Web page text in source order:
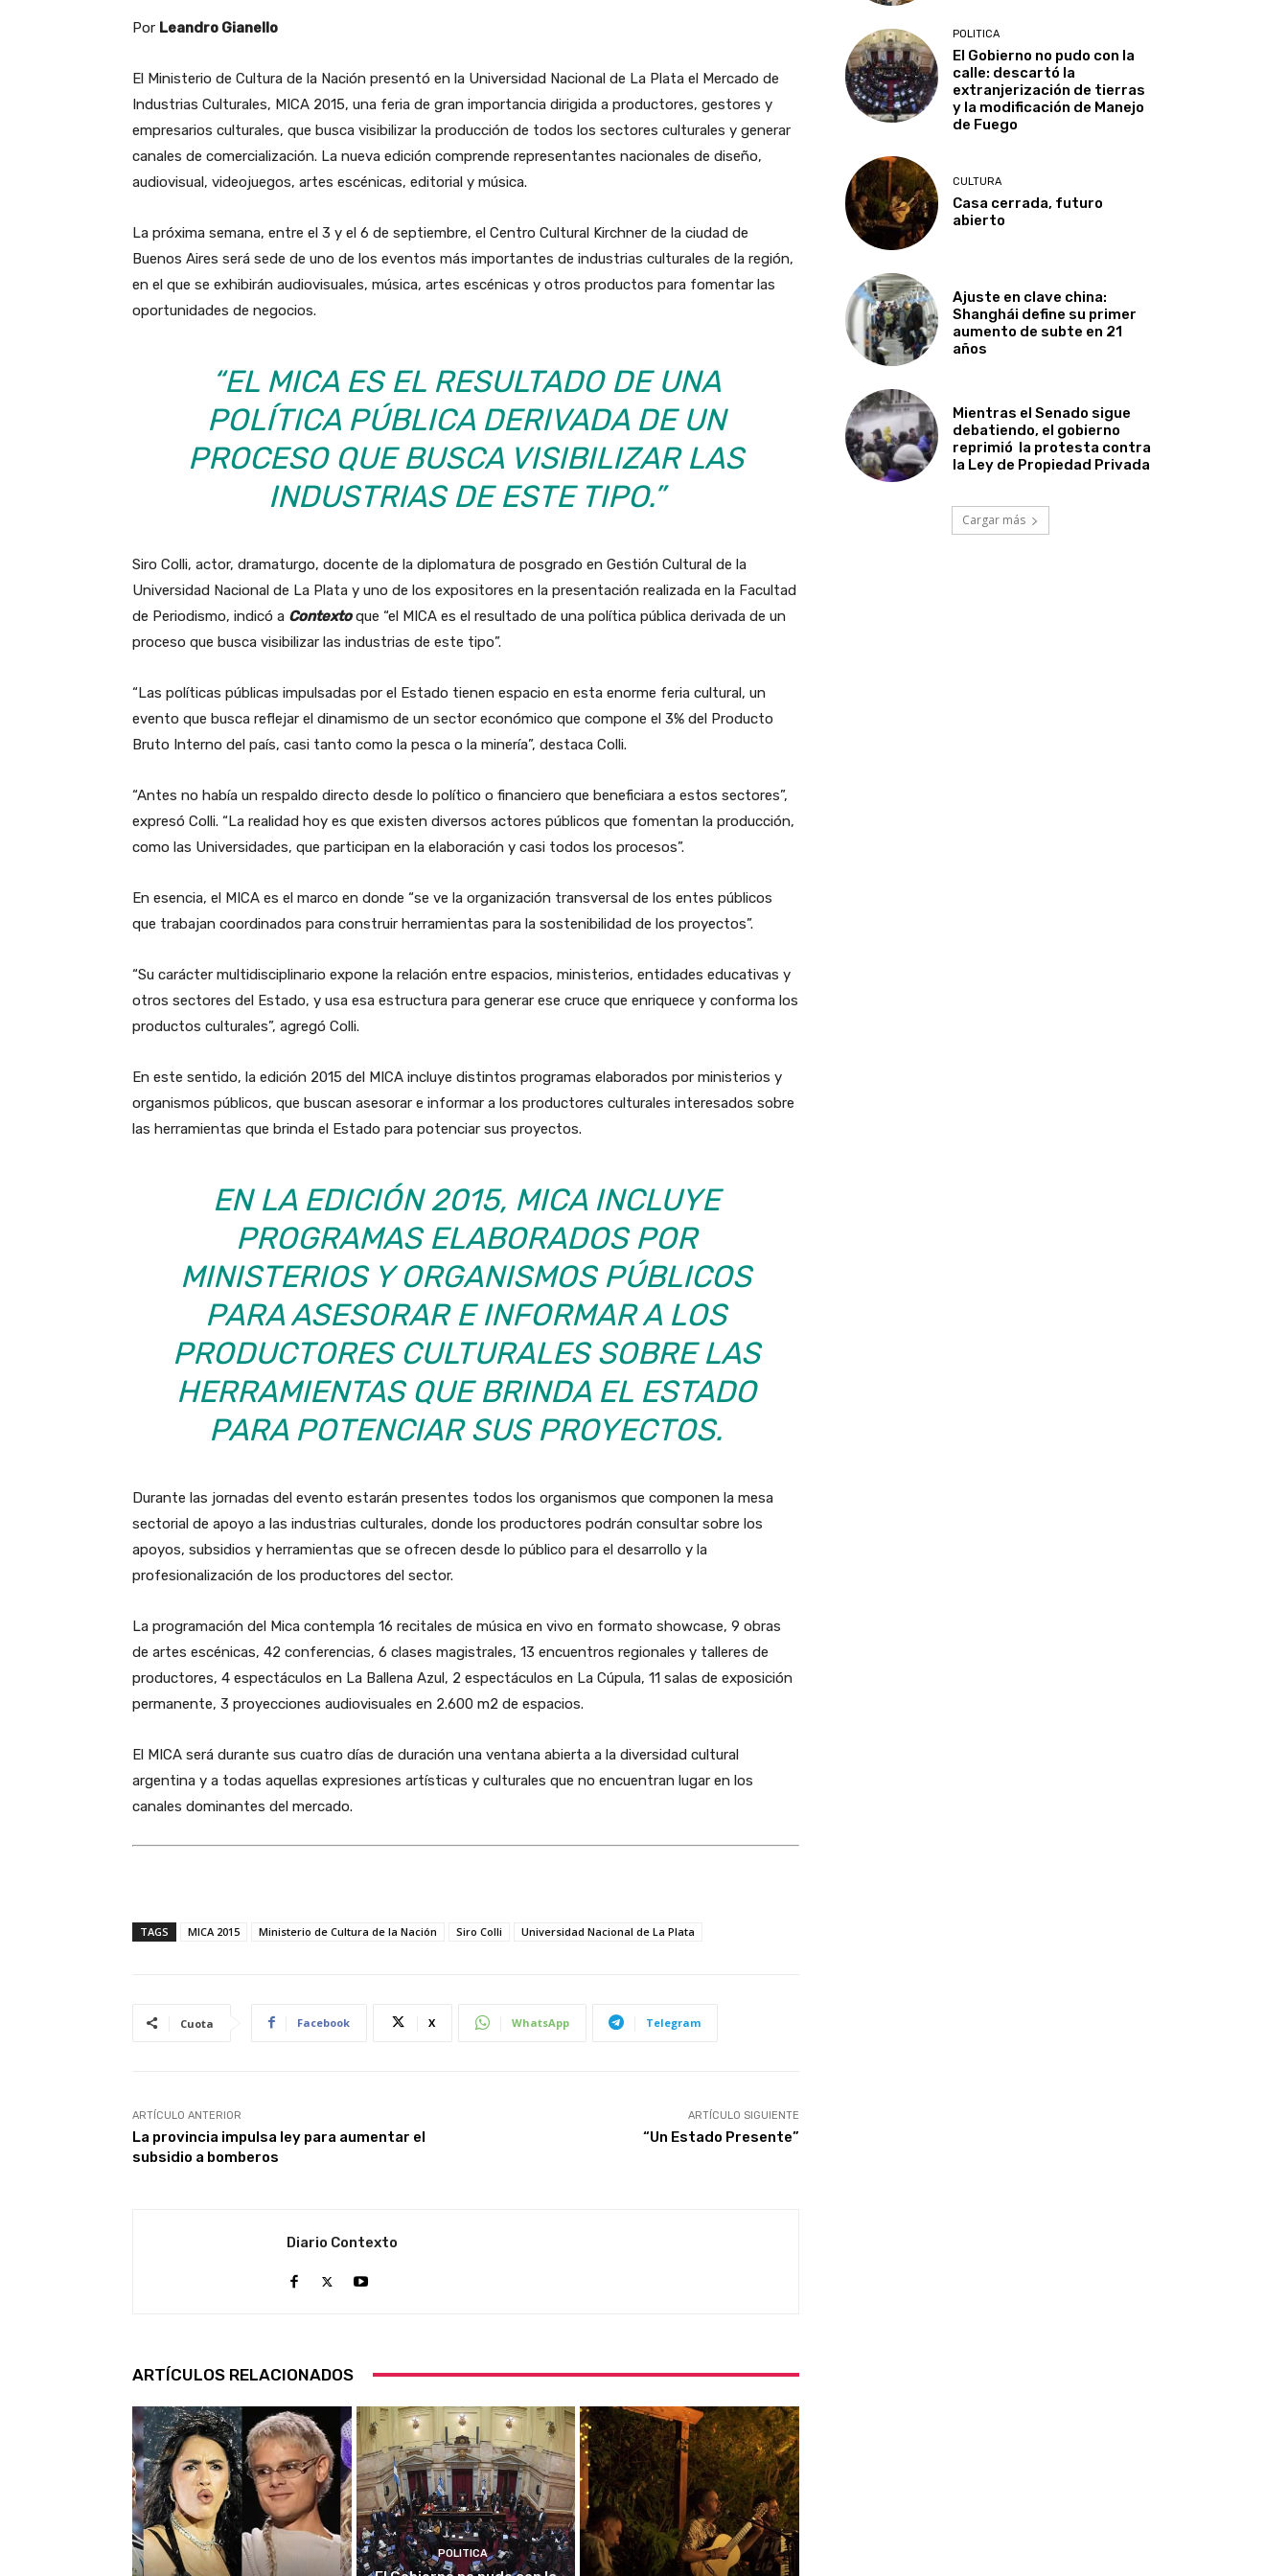
Por Leandro Gianello
El Ministerio de Cultura de la Nación presentó en la Universidad Nacional de La Plata el Mercado de
Industrias Culturales, MICA 2015, una feria de gran importancia dirigida a productores, gestores y
empresarios culturales, que busca visibilizar la producción de todos los sectores culturales y generar
canales de comercialización. La nueva edición comprende representantes nacionales de diseño,
audiovisual, videojuegos, artes escénicas, editorial y música.
La próxima semana, entre el 3 y el 6 de septiembre, el Centro Cultural Kirchner de la ciudad de
Buenos Aires será sede de uno de los eventos más importantes de industrias culturales de la región,
en el que se exhibirán audiovisuales, música, artes escénicas y otros productos para fomentar las
oportunidades de negocios.
“EL MICA ES EL RESULTADO DE UNA
POLÍTICA PÚBLICA DERIVADA DE UN
PROCESO QUE BUSCA VISIBILIZAR LAS
INDUSTRIAS DE ESTE TIPO.”
Siro Colli, actor, dramaturgo, docente de la diplomatura de posgrado en Gestión Cultural de la
Universidad Nacional de La Plata y uno de los expositores en la presentación realizada en la Facultad
de Periodismo, indicó a Contextoque “el MICA es el resultado de una política pública derivada de un
proceso que busca visibilizar las industrias de este tipo”.
“Las políticas públicas impulsadas por el Estado tienen espacio en esta enorme feria cultural, un
evento que busca reflejar el dinamismo de un sector económico que compone el 3% del Producto
Bruto Interno del país, casi tanto como la pesca o la minería”, destaca Colli.
“Antes no había un respaldo directo desde lo político o financiero que beneficiara a estos sectores”,
expresó Colli. “La realidad hoy es que existen diversos actores públicos que fomentan la producción,
como las Universidades, que participan en la elaboración y casi todos los procesos”.
En esencia, el MICA es el marco en donde “se ve la organización transversal de los entes públicos
que trabajan coordinados para construir herramientas para la sostenibilidad de los proyectos”.
“Su carácter multidisciplinario expone la relación entre espacios, ministerios, entidades educativas y
otros sectores del Estado, y usa esa estructura para generar ese cruce que enriquece y conforma los
productos culturales”, agregó Colli.
En este sentido, la edición 2015 del MICA incluye distintos programas elaborados por ministerios y
organismos públicos, que buscan asesorar e informar a los productores culturales interesados sobre
las herramientas que brinda el Estado para potenciar sus proyectos.
EN LA EDICIÓN 2015, MICA INCLUYE
PROGRAMAS ELABORADOS POR
MINISTERIOS Y ORGANISMOS PÚBLICOS
PARA ASESORAR E INFORMAR A LOS
PRODUCTORES CULTURALES SOBRE LAS
HERRAMIENTAS QUE BRINDA EL ESTADO
PARA POTENCIAR SUS PROYECTOS.
Durante las jornadas del evento estarán presentes todos los organismos que componen la mesa
sectorial de apoyo a las industrias culturales, donde los productores podrán consultar sobre los
apoyos, subsidios y herramientas que se ofrecen desde lo público para el desarrollo y la
profesionalización de los productores del sector.
La programación del Mica contempla 16 recitales de música en vivo en formato showcase, 9 obras
de artes escénicas, 42 conferencias, 6 clases magistrales, 13 encuentros regionales y talleres de
productores, 4 espectáculos en La Ballena Azul, 2 espectáculos en La Cúpula, 11 salas de exposición
permanente, 3 proyecciones audiovisuales en 2.600 m2 de espacios.
El MICA será durante sus cuatro días de duración una ventana abierta a la diversidad cultural
argentina y a todas aquellas expresiones artísticas y culturales que no encuentran lugar en los
canales dominantes del mercado.
TAGS MICA 2015 Ministerio de Cultura de la Nación Siro Colli Universidad Nacional de La Plata
Cuota Facebook X WhatsApp Telegram
ARTÍCULO ANTERIOR
La provincia impulsa ley para aumentar el
subsidio a bomberos
ARTÍCULO SIGUIENTE
“Un Estado Presente”
Diario Contexto
ARTÍCULOS RELACIONADOS
POLITICA
POLITICA
El Gobierno no pudo con la
calle: descartó la
extranjerización de tierras
y la modificación de Manejo
de Fuego
CULTURA
Casa cerrada, futuro
abierto
Ajuste en clave china:
Shanghái define su primer
aumento de subte en 21
años
Mientras el Senado sigue
debatiendo, el gobierno
reprimió la protesta contra
la Ley de Propiedad Privada
Cargar más